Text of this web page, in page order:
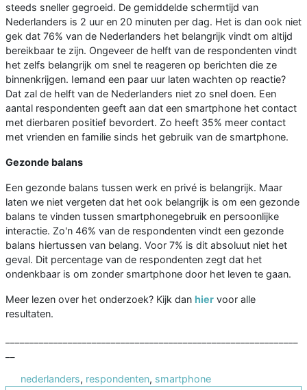
steeds sneller gegroeid. De gemiddelde schermtijd van
Nederlanders is 2 uur en 20 minuten per dag. Het is dan ook niet
gek dat 76% van de Nederlanders het belangrijk vindt om altijd
bereikbaar te zijn. Ongeveer de helft van de respondenten vindt
het zelfs belangrijk om snel te reageren op berichten die ze
binnenkrijgen. Iemand een paar uur laten wachten op reactie?
Dat zal de helft van de Nederlanders niet zo snel doen. Een
aantal respondenten geeft aan dat een smartphone het contact
met dierbaren positief bevordert. Zo heeft 35% meer contact
met vrienden en familie sinds het gebruik van de smartphone.
Gezonde balans
Een gezonde balans tussen werk en privé is belangrijk. Maar
laten we niet vergeten dat het ook belangrijk is om een gezonde
balans te vinden tussen smartphonegebruik en persoonlijke
interactie. Zo'n 46% van de respondenten vindt een gezonde
balans hiertussen van belang. Voor 7% is dit absoluut niet het
geval. Dit percentage van de respondenten zegt dat het
ondenkbaar is om zonder smartphone door het leven te gaan.
Meer lezen over het onderzoek? Kijk dan hier voor alle
resultaten.
nederlanders, respondenten, smartphone